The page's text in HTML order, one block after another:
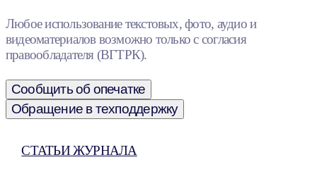
Любое использование текстовых, фото, аудио и
видеоматериалов возможно только с согласия
правообладателя (ВГТРК).
Сообщить об опечатке
Обращение в техподдержку
СТАТЬИ ЖУРНАЛА